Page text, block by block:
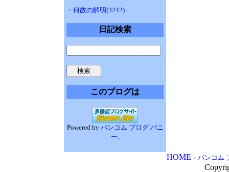
・何故の解明(3242)
日記検索
このブログは
Powered by バンコム ブログ バニ
ー.
HOME - バンコム